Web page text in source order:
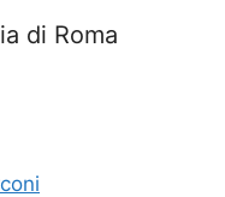
di Roma